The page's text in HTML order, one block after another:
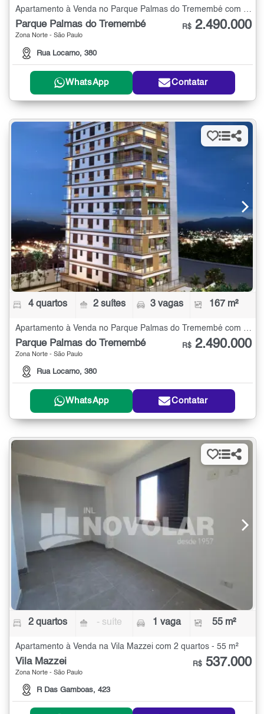
Apartamento à Venda no Parque Palmas do Tremembé com 3 quartos - 167 m²
Parque Palmas do Tremembé
Zona Norte - São Paulo
Rua Locarno, 380
R$ 2.490.000
WhatsApp Contatar
4 quartos 2 suítes 3 vagas 167 m²
Parque Palmas do Tremembé
Zona Norte - São Paulo
Rua Locarno, 380
R$ 2.490.000
WhatsApp Contatar
2 quartos - suíte 1 vaga 55 m²
Apartamento à Venda na Vila Mazzei com 2 quartos - 55 m²
Vila Mazzei
Zona Norte - São Paulo
R Das Gamboas, 423
R$ 537.000